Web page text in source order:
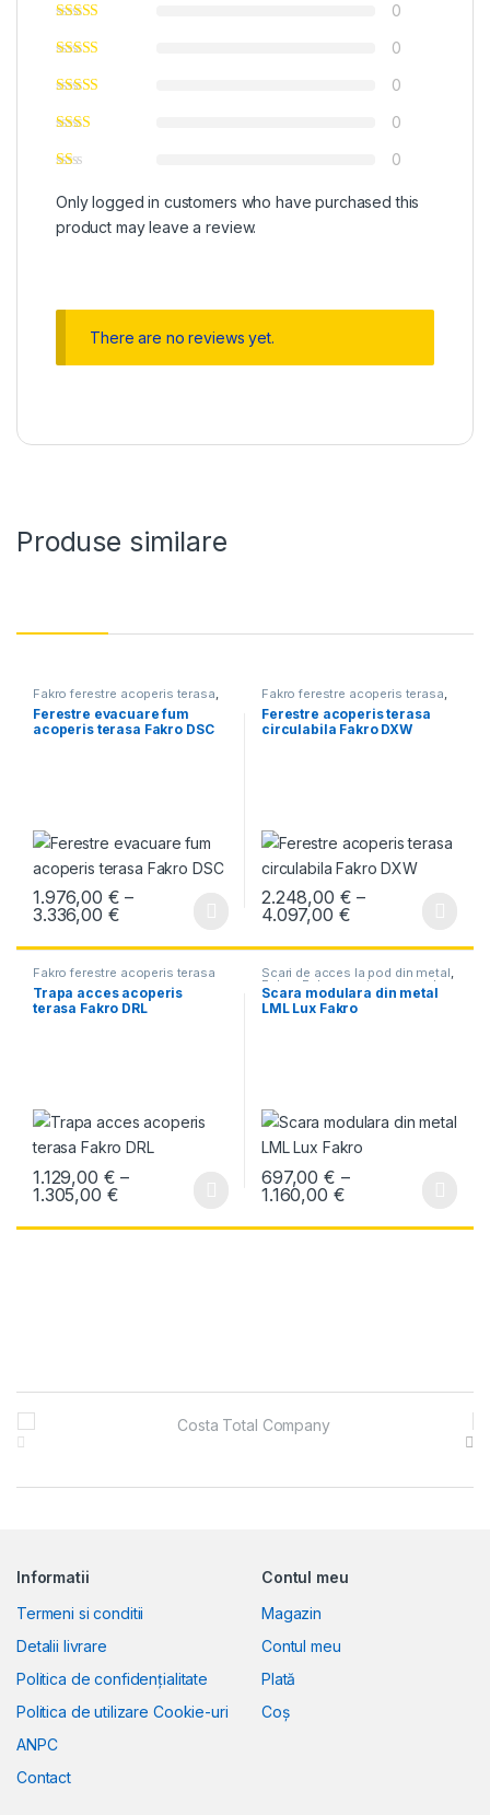
0
0
0
0
0
Only logged in customers who have purchased this
product may leave a review.
There are no reviews yet.
Produse similare
Fakro ferestre acoperis terasa
Ferestre acoperis terasa
evacuarea fumului,Ferestre
pentru acoperis terasa
Ferestre evacuare fum
acoperis terasa Fakro DSC
1.976,00 € –
3.336,00 €Interval de prețuri: 1.976,00 € până la
Acest produs are mai multe variații. Opțiunile pot fi alese în
Fakro ferestre acoperis terasa
Ferestre pentru acoperis terasa
Ferestre acoperis terasa
circulabila Fakro DXW
2.248,00 € –
4.097,00 €Interval de
Acest produs are mai multe
Fakro ferestre acoperis terasa
Trapa acces acoperis
terasa Fakro DRL
1.129,00 € –
1.305,00 €Interval de prețuri: 1.129,00 € până la
Acest produs are mai multe variații. Opțiunile pot fi alese în
Scari de acces la pod din metal,
Fakro Fakro scari acces pod
Scara modulara din metal
LML Lux Fakro
697,00€ –
1.160,00 €Interval de
Acest produs are mai multe
Brands Carousel
Informatii
Termeni si conditii
Detalii livrare
Politica de confidențialitate
Politica de utilizare Cookie-uri
ANPC
Contact
Contul meu
Magazin
Contul meu
Plată
Coș